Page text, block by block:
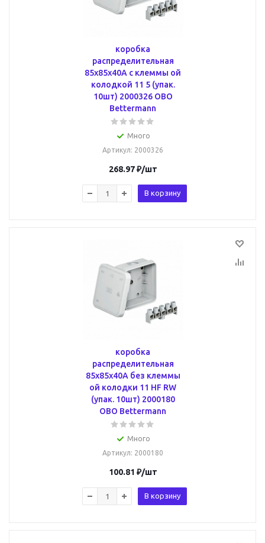
коробка
распределительная
85x85x40A с клеммы ой
колодкой 11 5 (упак.
10шт) 2000326 OBO
Bettermann
Много
Артикул: 2000326
268.97₽/шт
В корзину
коробка
распределительная
85x85x40A без клеммы
ой колодки 11 HF RW
(упак. 10шт) 2000180
OBO Bettermann
Много
Артикул: 2000180
100.81 ₽/шт
В корзину